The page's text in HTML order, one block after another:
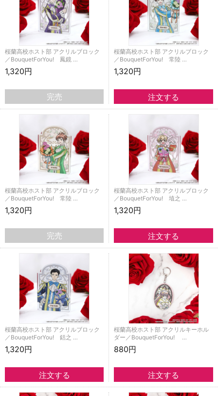
桜蘭高校ホスト部 アクリルブロック
／BouquetForYou! 鳳鏡 …
1,320円
完売
桜蘭高校ホスト部 アクリルブロック
／BouquetForYou! 常陸 …
1,320円
桜蘭高校ホスト部 アクリルブロック
／BouquetForYou! 常陸 …
1,320円
完売
桜蘭高校ホスト部 アクリルブロック
／BouquetForYou! 埴之 …
1,320円
桜蘭高校ホスト部 アクリルブロック
／BouquetForYou! 銛之 …
1,320円
桜蘭高校ホスト部 アクリルキーホル
ダー／BouquetForYou! …
880円